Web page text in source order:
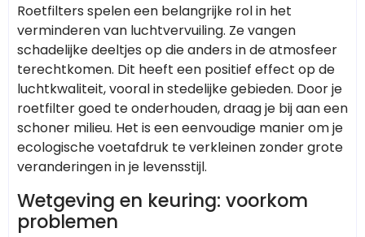
Roetfilters spelen een belangrijke rol in het
verminderen van luchtvervuiling. Ze vangen
schadelijke deeltjes op die anders in de atmosfeer
terechtkomen. Dit heeft een positief effect op de
luchtkwaliteit, vooral in stedelijke gebieden. Door je
roetfilter goed te onderhouden, draag je bij aan een
schoner milieu. Het is een eenvoudige manier om je
ecologische voetafdruk te verkleinen zonder grote
veranderingen in je levensstijl.
Wetgeving en keuring: voorkom
problemen